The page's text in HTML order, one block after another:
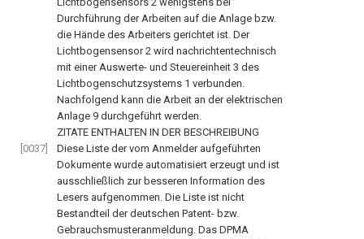
Durchführung der Arbeiten auf die Anlage bzw.
die Hände des Arbeiters gerichtet ist. Der
Lichtbogensensor2 wird nachrichtentechnisch
mit einer Auswerte- und Steuereinheit 3 des
Lichtbogenschutzsystems 1 verbunden.
Nachfolgend kann die Arbeit an der elektrischen
Anlage 9 durchgeführt werden.
ZITATE ENTHALTEN IN DER BESCHREIBUNG
[0037]
Diese Liste der vom Anmelder aufgeführten
Dokumente wurde automatisiert erzeugt und ist
ausschließlich zur besseren Information des
Lesers aufgenommen. Die Liste ist nicht
Bestandteil der deutschen Patent- bzw.
Gebrauchsmusteranmeldung. Das DPMA